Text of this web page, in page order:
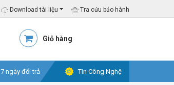
Download tài liệu Tra cứu bảo hành
Giỏ hàng
7 ngày đổi trả Tin Công Nghệ